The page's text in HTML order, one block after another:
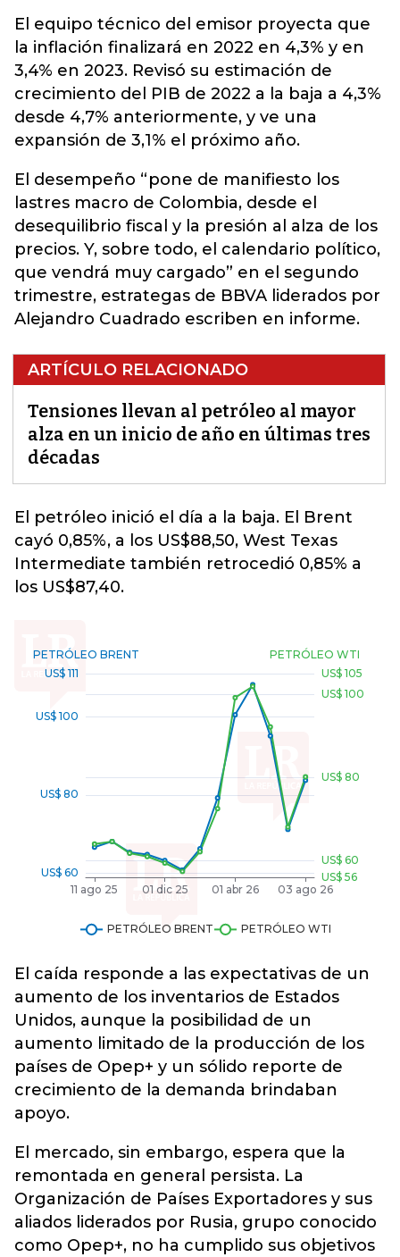
El equipo técnico del emisor proyecta que
la inflación finalizará en 2022 en 4,3% y en
3,4% en 2023. Revisó su estimación de
crecimiento del PIB de 2022 a la baja a 4,3%
desde 4,7% anteriormente, y ve una
expansión de 3,1% el próximo año.
El desempeño “pone de manifiesto los
lastres macro de Colombia, desde el
desequilibrio fiscal y la presión al alza de los
precios. Y, sobre todo, el calendario político,
que vendrá muy cargado” en el segundo
trimestre, estrategas de BBVA liderados por
Alejandro Cuadrado escriben en informe.
ARTÍCULO RELACIONADO
Tensiones llevan al petróleo al mayor
alza en un inicio de año en últimas tres
décadas
El petróleo inició el día a la baja. El Brent
cayó 0,85%, a los US$88,50, West Texas
Intermediate también retrocedió 0,85% a
los US$87,40.
El caída responde a las expectativas de un
aumento de los inventarios de Estados
Unidos, aunque la posibilidad de un
aumento limitado de la producción de los
países de Opep+ y un sólido reporte de
crecimiento de la demanda brindaban
apoyo.
El mercado, sin embargo, espera que la
remontada en general persista. La
Organización de Países Exportadores y sus
aliados liderados por Rusia, grupo conocido
como Opep+, no ha cumplido sus objetivos